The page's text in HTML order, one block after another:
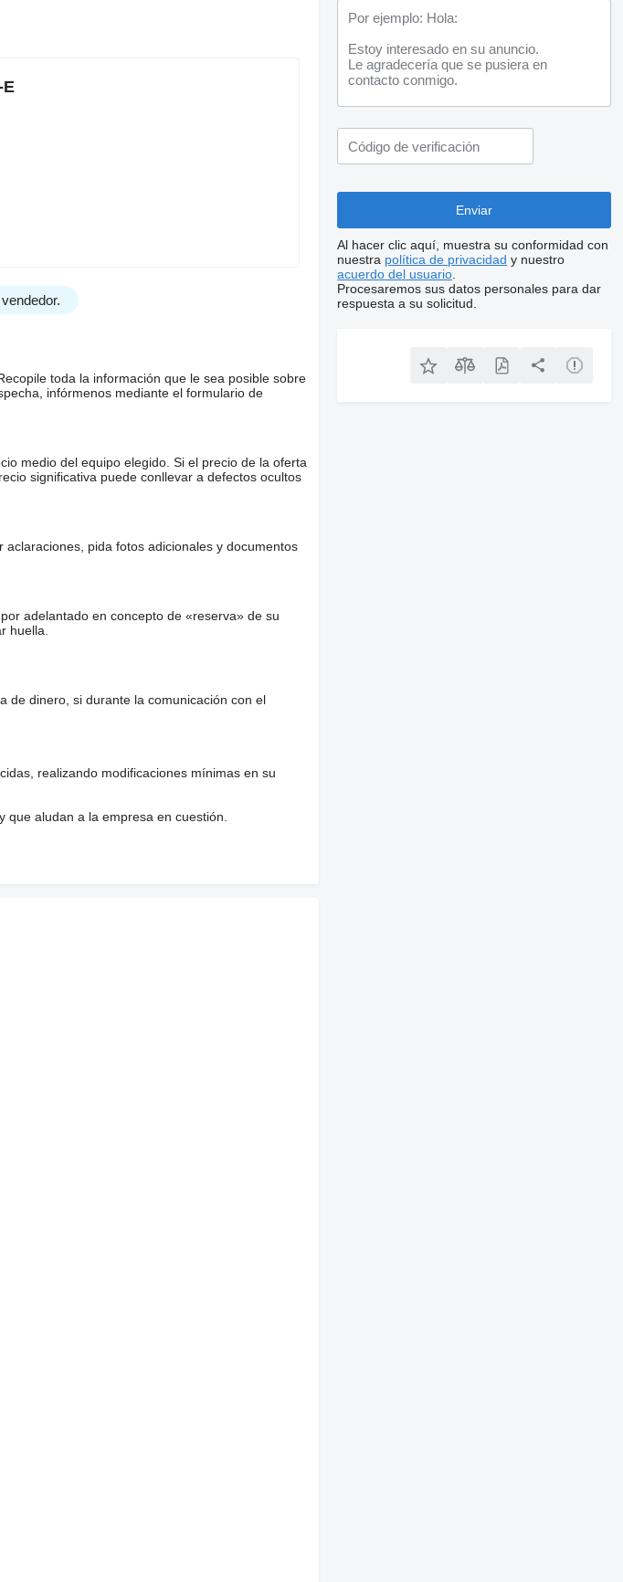
toda la información que le sea posible sobre
infórmenos mediante el formulario de
medio del equipo elegido. Si el precio de la oferta
significativa puede conllevar a defectos ocultos
pida fotos adicionales y documentos
adelantado en concepto de «reserva» de su
huella.
de dinero, si durante la comunicación con el
realizando modificaciones mínimas en su
aludan a la empresa en cuestión.
Al hacer clic aquí, muestra su conformidad con
nuestra política de privacidad y nuestro
acuerdo del usuario
Procesaremos sus datos personales para dar
respuesta a su solicitud.